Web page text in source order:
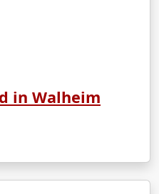
in Walheim